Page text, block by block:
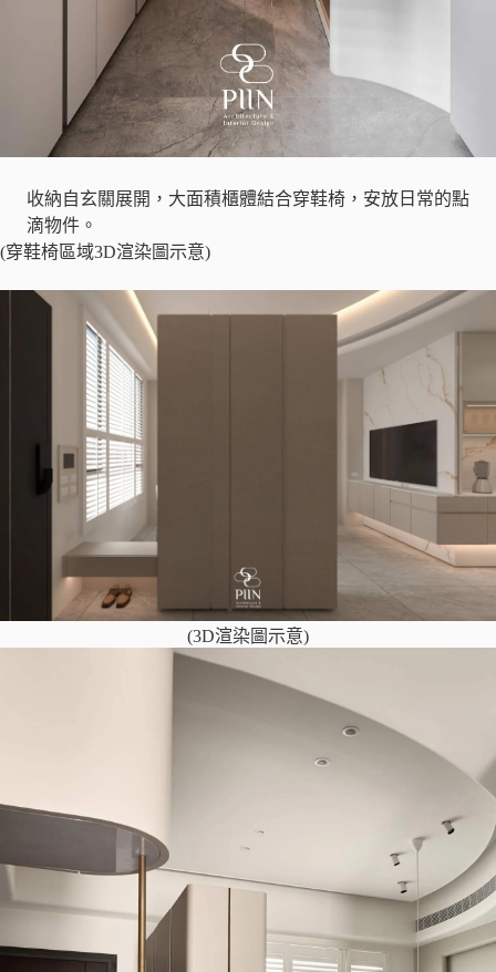
收納自玄關展開，大面積櫃體結合穿鞋椅，安放日常的點
滴物件。
(穿鞋椅區域3D渲染圖示意)
(3D渲染圖示意)